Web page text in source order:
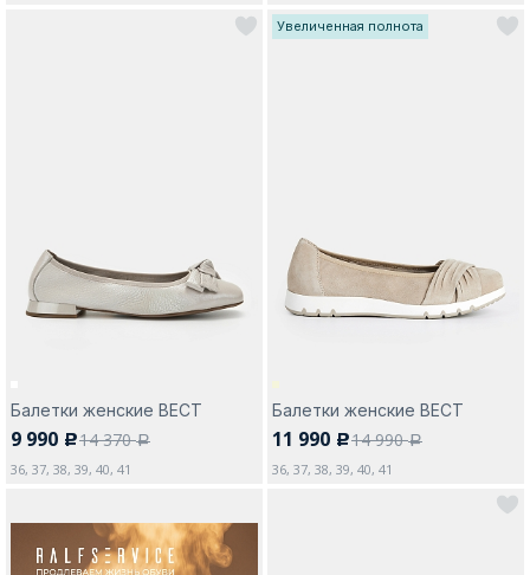
Балетки женские ВЕСТ
9 990 c14 370a
36, 37, 38, 39, 40, 41
Увеличенная полнота
Балетки женские ВЕСТ
11 990 c14 990a
36, 37, 38, 39, 40, 41